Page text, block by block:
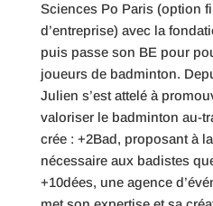
Sciences Po Paris (option
d’entreprise) avec la
puis passe son BE pour
joueurs de badminton.
Julien s’est attelé à
valoriser le badminton au-
crée : +2Bad, proposant à
nécessaire aux badistes
+10dées, une agence